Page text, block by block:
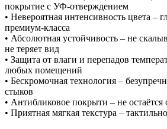
покрытие с УФ-отверждением
• Невероятная интенсивность цвета –
премиум-класса
• Абсолютная устойчивость – не
не теряет вид
• Защита от влаги и перепадов
любых помещений
• Бескромочная технология –
стыков
• Антибликовое покрыти – не остаётся
• Приятная мягкая текстура –